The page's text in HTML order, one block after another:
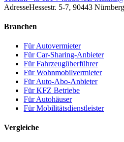
AdresseHessestr. 5-7, 90443 Nürnberg
Branchen
Für Autovermieter
Für Car-Sharing-Anbieter
Für Fahrzeugüberführer
Für Wohnmobilvermieter
Für Auto-Abo-Anbieter
Für KFZ Betriebe
Für Autohäuser
Für Mobilitätsdienstleister
Vergleiche